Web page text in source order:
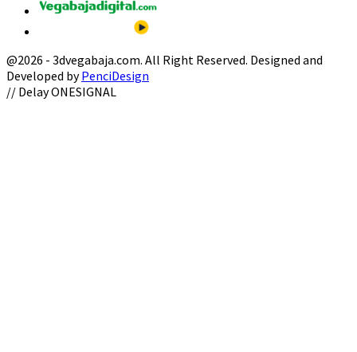
@2026 - 3dvegabaja.com. All Right Reserved. Designed and
Developed byPenciDesign
Facebook
Twitter
Instagram
Youtube
Email
// Delay ONESIGNAL